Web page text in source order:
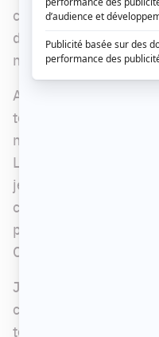
création de Loto-
décidé de ramener le
nouvelles dans un
Après avoir analysé
technologie
nouvelles maintenant
Lee a finalement
jeune comédien à
cette technique et
publicité en question
Canada au bas de
Julien Hurteau a
comprend un
télé et un format plus